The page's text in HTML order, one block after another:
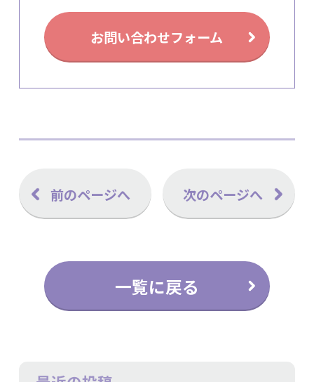
お問い合わせフォーム
前のページへ 次のページへ
一覧に戻る